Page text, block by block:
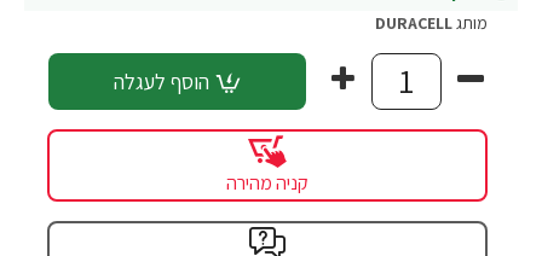
מותגDURACELL
הוסף לעגלה
קניה מהירה